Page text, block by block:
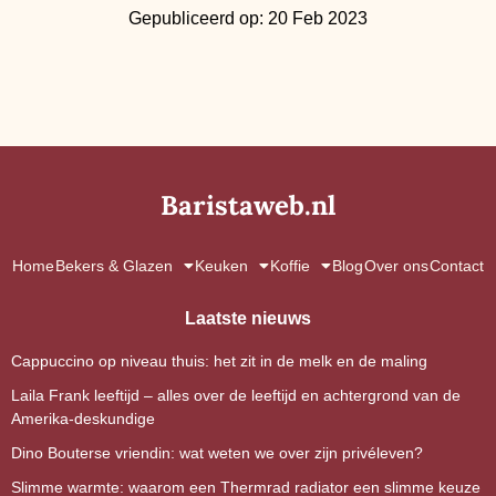
Gepubliceerd op: 20 Feb 2023
Baristaweb.nl
HomeBekers & Glazen Keuken Koffie BlogOver onsContact
Laatste nieuws
Cappuccino op niveau thuis: het zit in de melk en de maling
Laila Frank leeftijd – alles over de leeftijd en achtergrond van de
Amerika-deskundige
Dino Bouterse vriendin: wat weten we over zijn privéleven?
Slimme warmte: waarom een Thermrad radiator een slimme keuze